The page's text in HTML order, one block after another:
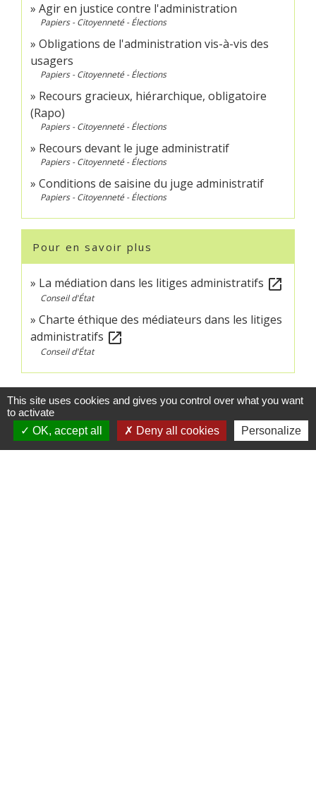
Agir en justice contre l'administration
Papiers - Citoyenneté - Élections
Obligations de l'administration vis-à-vis des
usagers
Papiers - Citoyenneté - Élections
Recours gracieux, hiérarchique, obligatoire
(Rapo)
Papiers - Citoyenneté - Élections
Recours devant le juge administratif
Papiers - Citoyenneté - Élections
Conditions de saisine du juge administratif
Papiers - Citoyenneté - Élections
Pour en savoir plus
La médiation dans les litiges administratifs open_in_new
Conseil d'État
Charte éthique des médiateurs dans les litiges
administratifs open_in_new
Conseil d'État
Signaler une erreur sur cette page
This site uses cookies and gives you control over what you want
to activate
OK, accept all
Deny all cookies Personalize